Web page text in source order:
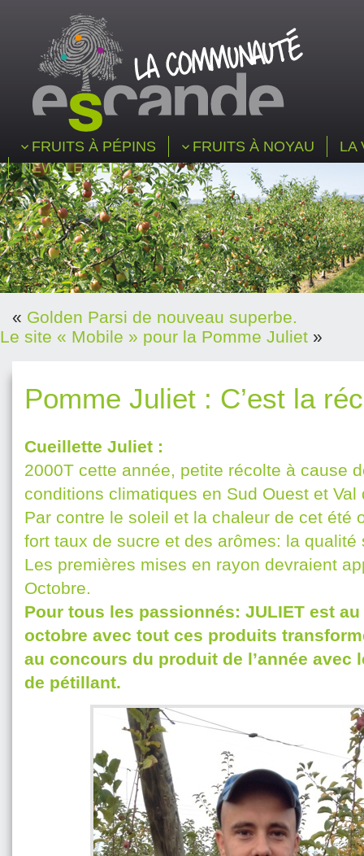
FRUITS À PÉPINS FRUITS À NOYAU
LA
NEWSLETTER
« Golden Parsi de nouveau superbe.
Le site « Mobile » pour la Pomme Juliet »
Pomme Juliet : C’est la
Cueillette Juliet :
2000T cette année, petite récolte à cause
conditions climatiques en Sud Ouest et Val
Par contre le soleil et la chaleur de cet été
fort taux de sucre et des arômes: la qualité
Les premières mises en rayon devraient
Octobre.
Pour tous les passionnés: JULIET est au
octobre avec tout ces produits
au concours du produit de l’année avec
de pétillant.